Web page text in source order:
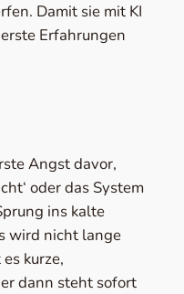
Damit sie mit KI
Erfahrungen
Angst davor,
oder das System
ins kalte
wird nicht lange
kurze,
dann steht sofort